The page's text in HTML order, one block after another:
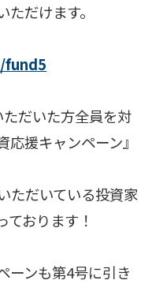
だけます。
だいた方全員を対
援キャンペーン』
ただいている投資家
おります！
ーンも第4号に引き